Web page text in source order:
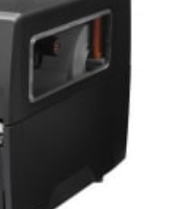
FRAGT
GÅ TIL KASSE